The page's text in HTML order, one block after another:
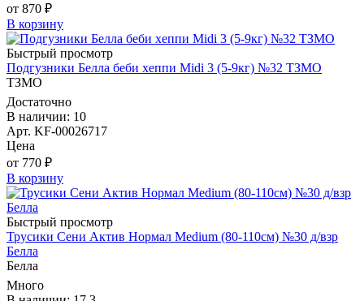
от 870 ₽
В корзину
Быстрый просмотр
Подгузники Белла беби хеппи Midi 3 (5-9кг) №32 ТЗМО
ТЗМО
Достаточно
В наличии: 10
Арт. KF-00026717
Цена
от 770 ₽
В корзину
Быстрый просмотр
Трусики Сени Актив Нормал Medium (80-110см) №30 д/взр
Белла
Белла
Много